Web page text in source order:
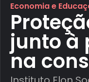
Economia e
junto à
na